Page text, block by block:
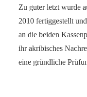
Zu guter letzt wurde
2010 fertiggestellt
an die beiden
ihr akribisches
eine gründliche